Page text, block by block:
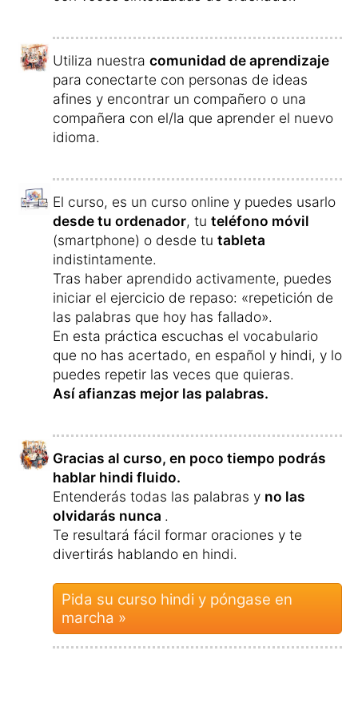
Pida su curso hindi y póngase en
marcha »
Si has aprendido hindi con 17 Minute
Languages, obtendrás las siguientes
ventajas:
¡Nuevas oportunidades de trabajo!
Mejorarás tus oportunidades
Tendrás la posibilidad de
cualquier momento en la India.
¡Conocerás a personas
interesantes!